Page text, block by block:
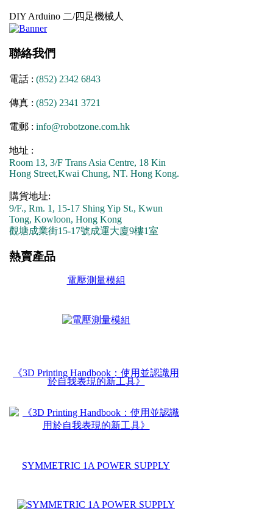
DIY Arduino 二/四足機械人
聯絡我們
電話 : (852) 2342 6843
傳真 : (852) 2341 3721
電郵 : info@robotzone.com.hk
地址 :
Room 13, 3/F Trans Asia Centre, 18 Kin
Hong Street,Kwai Chung, NT. Hong Kong.
購貨地址:
9/F., Rm. 1, 15-17 Shing Yip St., Kwun
Tong, Kowloon, Hong Kong
觀塘成業街15-17號成運大廈9樓1室
熱賣產品
電壓測量模組
《3D Printing Handbook：使用並認識用
於自我表現的新工具》
SYMMETRIC 1A POWER SUPPLY